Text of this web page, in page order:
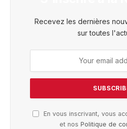
Recevez les dernières
sur toutes
En vous inscrivant, vous
et nos Politique de